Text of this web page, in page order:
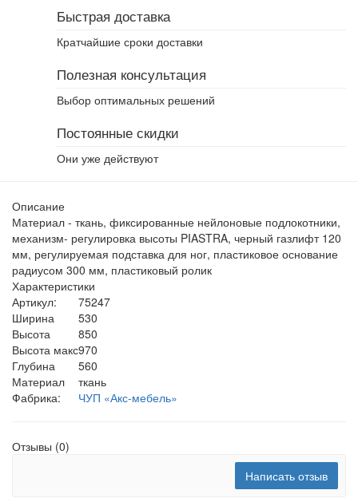
Быстрая доставка
Кратчайшие сроки доставки
Полезная консультация
Выбор оптимальных решений
Постоянные скидки
Они уже действуют
Описание
Материал - ткань, фиксированные нейлоновые подлокотники,
механизм- регулировка высоты PIASTRA, черный газлифт 120
мм, регулируемая подставка для ног, пластиковое основание
радиусом 300 мм, пластиковый ролик
Характеристики
Артикул:
75247
Ширина
530
Высота
850
Высота макс970
Глубина
560
Материал
ткань
Фабрика:
ЧУП «Акс-мебель»
Отзывы (0)
Написать отзыв